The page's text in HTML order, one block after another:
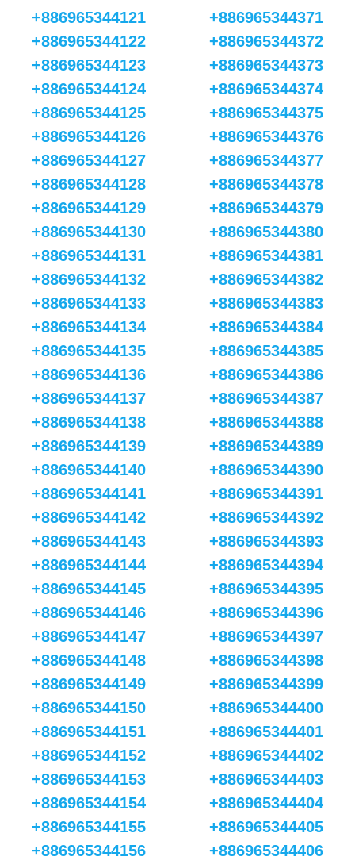
+886965344121
+886965344122
+886965344123
+886965344124
+886965344125
+886965344126
+886965344127
+886965344128
+886965344129
+886965344130
+886965344131
+886965344132
+886965344133
+886965344134
+886965344135
+886965344136
+886965344137
+886965344138
+886965344139
+886965344140
+886965344141
+886965344142
+886965344143
+886965344144
+886965344145
+886965344146
+886965344147
+886965344148
+886965344149
+886965344150
+886965344151
+886965344152
+886965344153
+886965344154
+886965344155
+886965344156
+886965344371
+886965344372
+886965344373
+886965344374
+886965344375
+886965344376
+886965344377
+886965344378
+886965344379
+886965344380
+886965344381
+886965344382
+886965344383
+886965344384
+886965344385
+886965344386
+886965344387
+886965344388
+886965344389
+886965344390
+886965344391
+886965344392
+886965344393
+886965344394
+886965344395
+886965344396
+886965344397
+886965344398
+886965344399
+886965344400
+886965344401
+886965344402
+886965344403
+886965344404
+886965344405
+886965344406